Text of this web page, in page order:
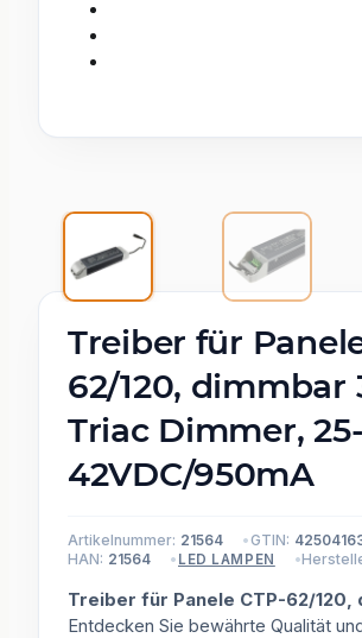
Treiber für
62/120, dimmbar
Triac Dimmer, 25-
42VDC/950mA
Artikelnummer: 21564 GTIN:
HAN: 21564 LED LAMPEN
Treiber für Panele CTP-62/120,
Entdecken Sie bewährte Qualität